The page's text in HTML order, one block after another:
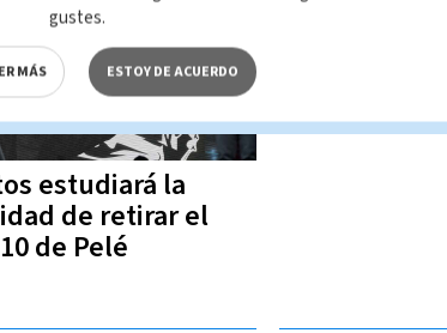
estudiará la
de retirar el
de Pelé
gustes.
MÁS ESTOY DE ACUERDO